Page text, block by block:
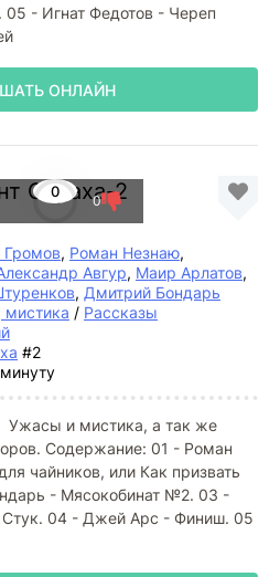
- Игнат Федотов - Череп
ОНЛАЙН
Страха-2
0
0
, Роман Незнаю,
Авгур, Маир Арлатов,
, Дмитрий Бондарь
/ Рассказы
#2
Ужасы и мистика, а так же
Содержание: 01 - Роман
чайников, или Как призвать
- Мясокобинат №2. 03 -
Стук. 04 - Джей Арс - Финиш. 05